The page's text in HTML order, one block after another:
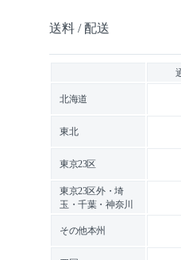
送料 / 配送
北海道
東北
東京23区
東京23区外・埼
玉・千葉・神奈川
その他本州